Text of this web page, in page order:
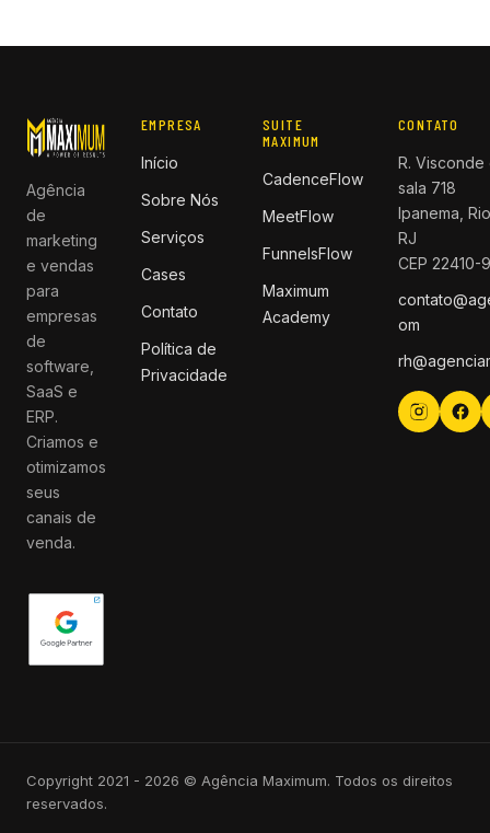
Agência
de
marketing
e vendas
para
empresas
de
software,
SaaS e
ERP.
Criamos e
otimizamos
seus
canais de
venda.
EMPRESA
Início
Sobre Nós
Serviços
Cases
Contato
Política de
Privacidade
SUITE
MAXIMUM
CadenceFlow
MeetFlow
FunnelsFlow
Maximum
Academy
CONTATO
R.
sala 718
Ipanema,
RJ
CEP 22410-
om
Copyright 2021 - 2026 © Agência Maximum. Todos os direitos
reservados.